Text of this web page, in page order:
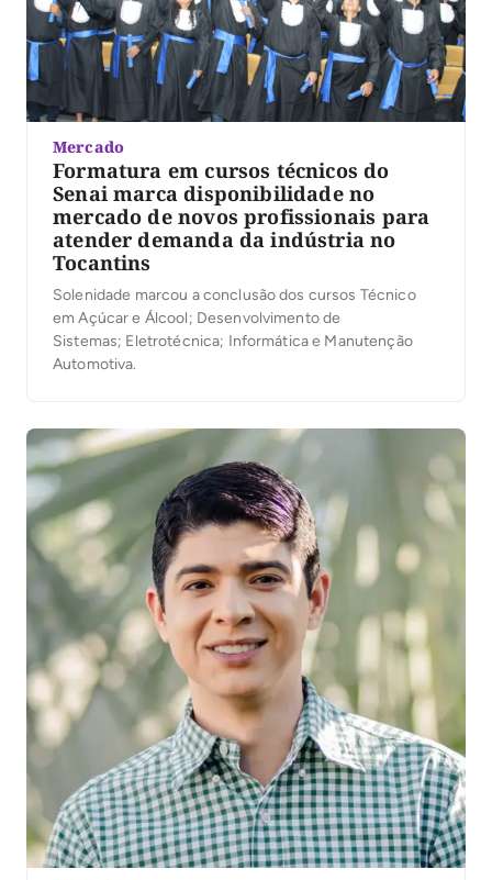
Mercado
Formatura em cursos técnicos do
Senai marca disponibilidade no
mercado de novos profissionais para
atender demanda da indústria no
Tocantins
Solenidade marcou a conclusão dos cursos Técnico
em Açúcar e Álcool; Desenvolvimento de
Sistemas; Eletrotécnica; Informática e Manutenção
Automotiva.